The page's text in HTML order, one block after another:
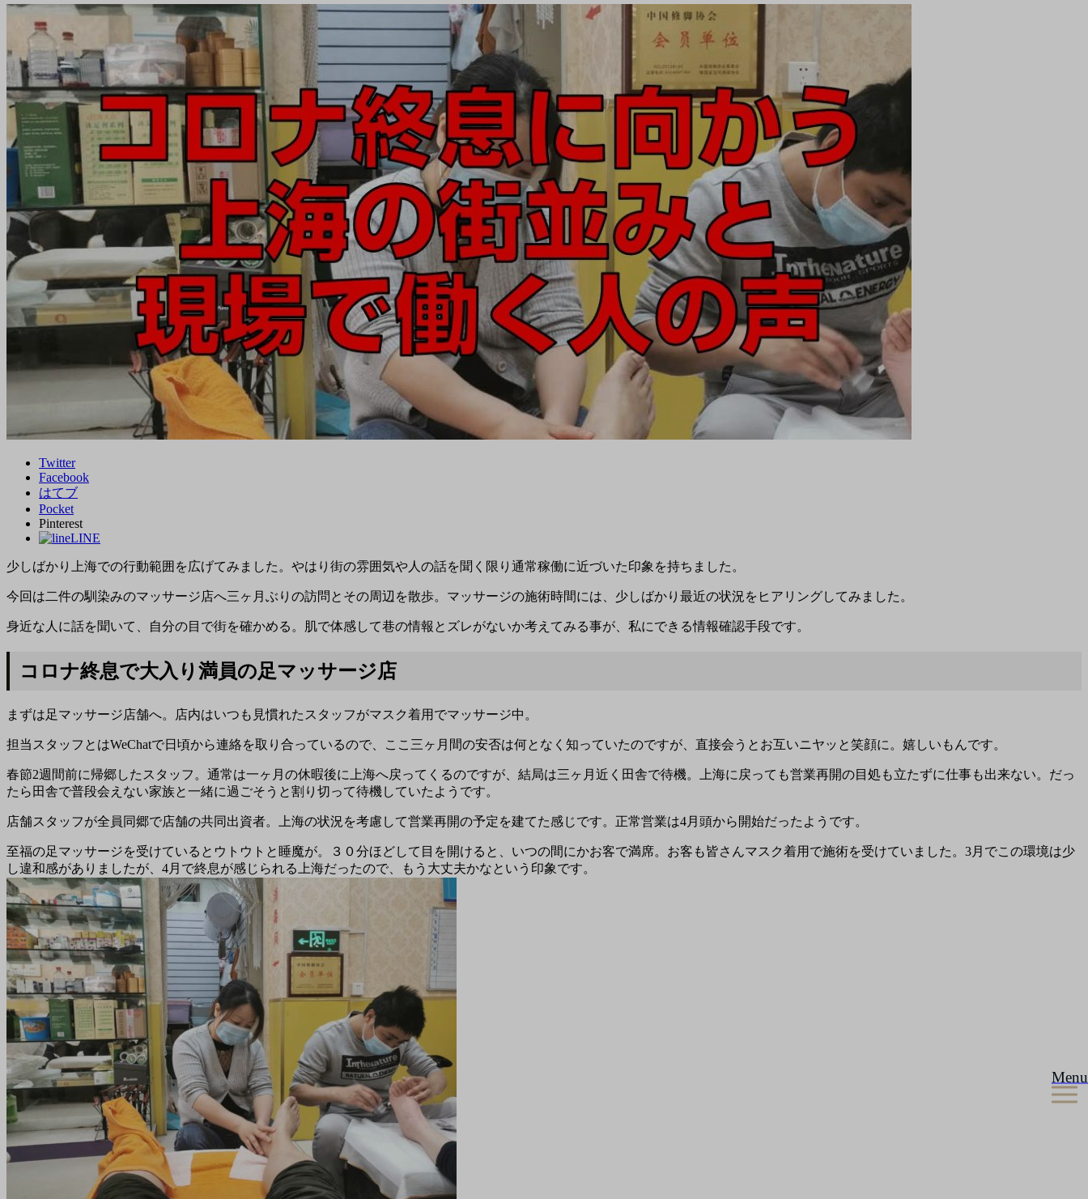
Menu
Twitter
Facebook
はてブ
Pocket
Pinterest
LINE
少しばかり上海での行動範囲を広げてみました。やはり街の雰囲気や人の話を聞く限り通常稼働に近づいた印象を持ちました。
今回は二件の馴染みのマッサージ店へ三ヶ月ぶりの訪問とその周辺を散歩。マッサージの施術時間には、少しばかり最近の状況をヒアリングしてみました。
身近な人に話を聞いて、自分の目で街を確かめる。肌で体感して巷の情報とズレがないか考えてみる事が、私にできる情報確認手段です。
コロナ終息で大入り満員の足マッサージ店
まずは足マッサージ店舗へ。店内はいつも見慣れたスタッフがマスク着用でマッサージ中。
担当スタッフとはWeChatで日頃から連絡を取り合っているので、ここ三ヶ月間の安否は何となく知っていたのですが、直接会うとお互いニヤッと笑顔に。嬉しいもんです。
春節2週間前に帰郷したスタッフ。通常は一ヶ月の休暇後に上海へ戻ってくるのですが、結局は三ヶ月近く田舎で待機。上海に戻っても営業再開の目処も立たずに仕事も出来ない。だっ
たら田舎で普段会えない家族と一緒に過ごそうと割り切って待機していたようです。
店舗スタッフが全員同郷で店舗の共同出資者。上海の状況を考慮して営業再開の予定を建てた感じです。正常営業は4月頭から開始だったようです。
至福の足マッサージを受けているとウトウトと睡魔が。３０分ほどして目を開けると、いつの間にかお客で満席。お客も皆さんマスク着用で施術を受けていました。3月でこの環境は少
し違和感がありましたが、4月で終息が感じられる上海だったので、もう大丈夫かなという印象です。